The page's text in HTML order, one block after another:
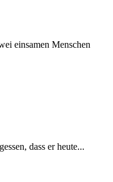
einsamen Menschen
dass er heute...